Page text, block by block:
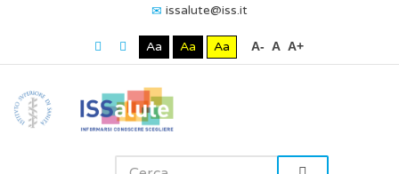
issalute@iss.it
Aa Aa Aa A- A A+